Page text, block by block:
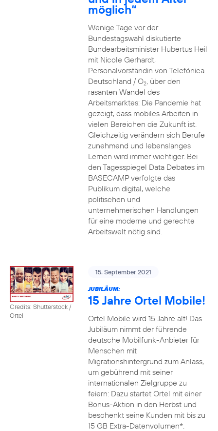
möglich“
Wenige Tage vor der
Bundestagswahl diskutierte
Bundearbeitsminister Hubertus Heil
mit Nicole Gerhardt,
Personalvorständin von Telefónica
Deutschland / O2, über den
rasanten Wandel des
Arbeitsmarktes: Die Pandemie hat
gezeigt, dass mobiles Arbeiten in
vielen Bereichen die Zukunft ist.
Gleichzeitig verändern sich Berufe
zunehmend und lebenslanges
Lernen wird immer wichtiger. Bei
den Tagesspiegel Data Debates im
BASECAMP verfolgte das
Publikum digital, welche
politischen und
unternehmerischen Handlungen
für eine moderne und gerechte
Arbeitswelt nötig sind.
Credits: Shutterstock /
Ortel
15. September 2021
JUBILÄUM:
15 Jahre Ortel Mobile!
Ortel Mobile wird 15 Jahre alt! Das
Jubiläum nimmt der führende
deutsche Mobilfunk-Anbieter für
Menschen mit
Migrationshintergrund zum Anlass,
um gebührend mit seiner
internationalen Zielgruppe zu
feiern: Dazu startet Ortel mit einer
Bonus-Aktion in den Herbst und
beschenkt seine Kunden mit bis zu
15 GB Extra-Datenvolumen*.